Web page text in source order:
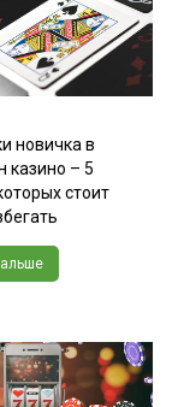
новичка в
казино – 5
стоит